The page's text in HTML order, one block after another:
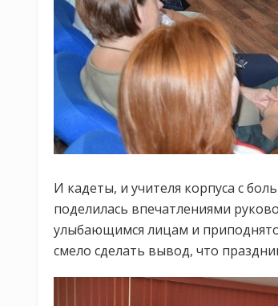
И кадеты, и учителя корпуса с
поделилась впечатлениями
улыбающимся лицам и
смело сделать вывод, что